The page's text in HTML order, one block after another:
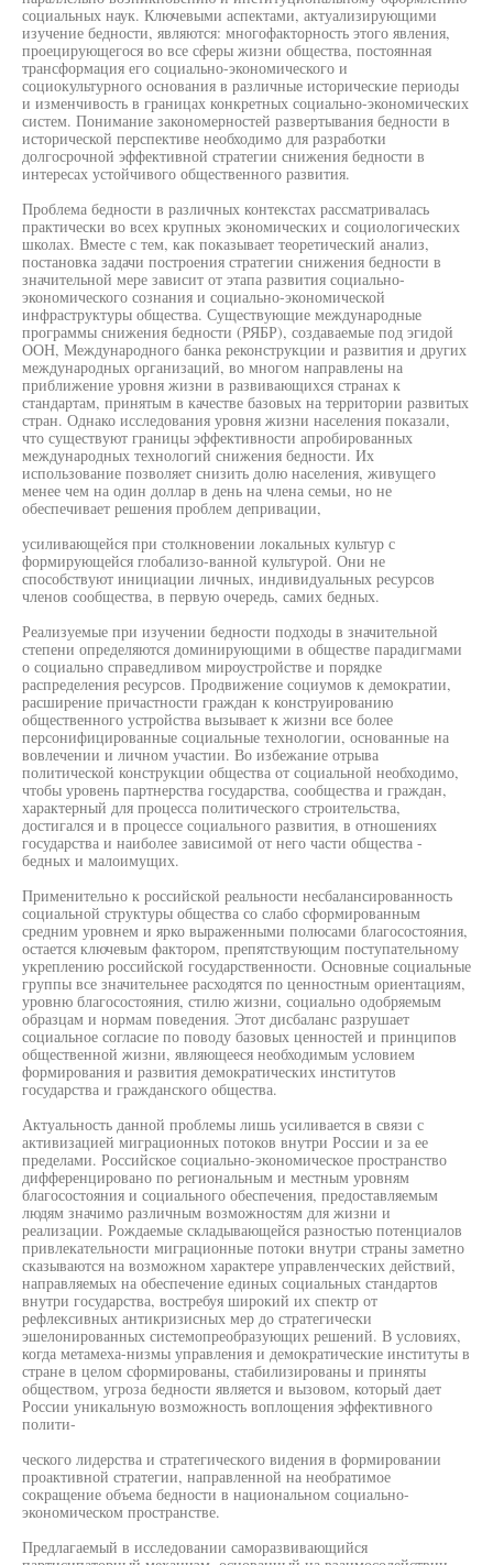
социальных наук. Ключевыми аспектами, актуализирующими
изучение бедности, являются: многофакторность этого явления,
проецирующегося во все сферы жизни общества, постоянная
трансформация его социально-экономического и
социокультурного основания в различные исторические периоды
и изменчивость в границах конкретных социально-экономических
систем. Понимание закономерностей развертывания бедности в
исторической перспективе необходимо для разработки
долгосрочной эффективной стратегии снижения бедности в
интересах устойчивого общественного развития.
Проблема бедности в различных контекстах рассматривалась
практически во всех крупных экономических и социологических
школах. Вместе с тем, как показывает теоретический анализ,
постановка задачи построения стратегии снижения бедности в
значительной мере зависит от этапа развития социально-
экономического сознания и социально-экономической
инфраструктуры общества. Существующие международные
программы снижения бедности (РЯБР), создаваемые под эгидой
ООН, Международного банка реконструкции и развития и других
международных организаций, во многом направлены на
приближение уровня жизни в развивающихся странах к
стандартам, принятым в качестве базовых на территории развитых
стран. Однако исследования уровня жизни населения показали,
что существуют границы эффективности апробированных
международных технологий снижения бедности. Их
использование позволяет снизить долю населения, живущего
менее чем на один доллар в день на члена семьи, но не
обеспечивает решения проблем депривации,
усиливающейся при столкновении локальных культур с
формирующейся глобализо-ванной культурой. Они не
способствуют инициации личных, индивидуальных ресурсов
членов сообщества, в первую очередь, самих бедных.
Реализуемые при изучении бедности подходы в значительной
степени определяются доминирующими в обществе парадигмами
о социально справедливом мироустройстве и порядке
распределения ресурсов. Продвижение социумов к демократии,
расширение причастности граждан к конструированию
общественного устройства вызывает к жизни все более
персонифицированные социальные технологии, основанные на
вовлечении и личном участии. Во избежание отрыва
политической конструкции общества от социальной необходимо,
чтобы уровень партнерства государства, сообщества и граждан,
характерный для процесса политического строительства,
достигался и в процессе социального развития, в отношениях
государства и наиболее зависимой от него части общества -
бедных и малоимущих.
Применительно к российской реальности несбалансированность
социальной структуры общества со слабо сформированным
средним уровнем и ярко выраженными полюсами благосостояния,
остается ключевым фактором, препятствующим поступательному
укреплению российской государственности. Основные социальные
группы все значительнее расходятся по ценностным ориентациям,
уровню благосостояния, стилю жизни, социально одобряемым
образцам и нормам поведения. Этот дисбаланс разрушает
социальное согласие по поводу базовых ценностей и принципов
общественной жизни, являющееся необходимым условием
формирования и развития демократических институтов
государства и гражданского общества.
Актуальность данной проблемы лишь усиливается в связи с
активизацией миграционных потоков внутри России и за ее
пределами. Российское социально-экономическое пространство
дифференцировано по региональным и местным уровням
благосостояния и социального обеспечения, предоставляемым
людям значимо различным возможностям для жизни и
реализации. Рождаемые складывающейся разностью потенциалов
привлекательности миграционные потоки внутри страны заметно
сказываются на возможном характере управленческих действий,
направляемых на обеспечение единых социальных стандартов
внутри государства, востребуя широкий их спектр от
рефлексивных антикризисных мер до стратегически
эшелонированных системопреобразующих решений. В условиях,
когда метамеха-низмы управления и демократические институты в
стране в целом сформированы, стабилизированы и приняты
обществом, угроза бедности является и вызовом, который дает
России уникальную возможность воплощения эффективного
полити-
ческого лидерства и стратегического видения в формировании
проактивной стратегии, направленной на необратимое
сокращение объема бедности в национальном социально-
экономическом пространстве.
Предлагаемый в исследовании саморазвивающийся